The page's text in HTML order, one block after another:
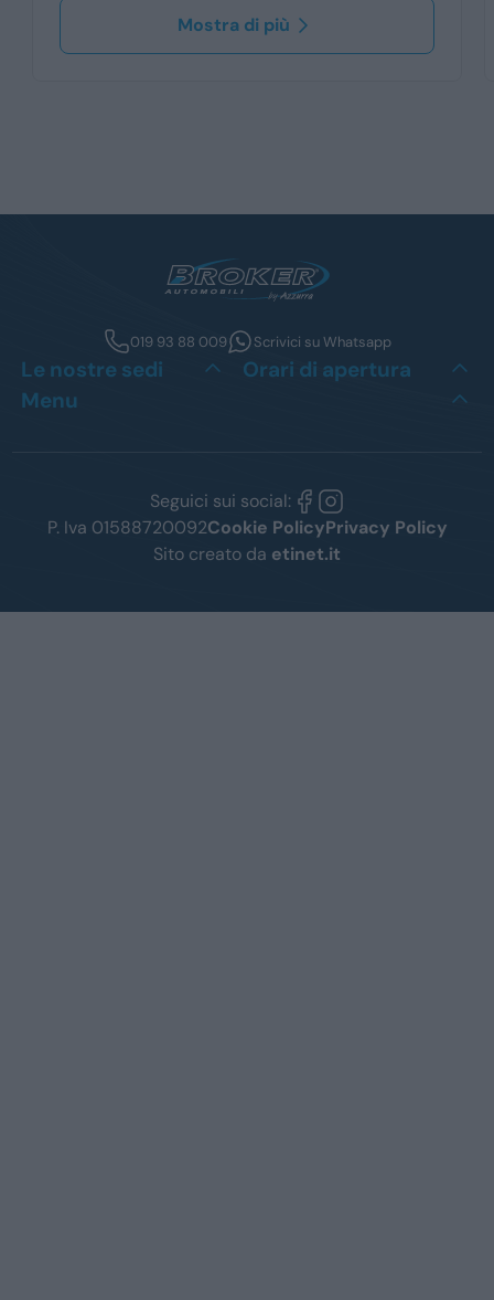
Mostra di più
019 93 88 009 Scrivici su Whatsapp
Le nostre sedi
Orari di apertura
Menu
Seguici sui social:
P. Iva 01588720092Cookie PolicyPrivacy Policy
Sito creato da etinet.it